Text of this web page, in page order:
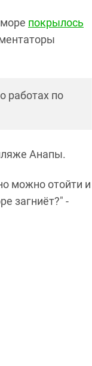
покрылось
работах по
Анапы.
можно отойти и
загниёт?" -